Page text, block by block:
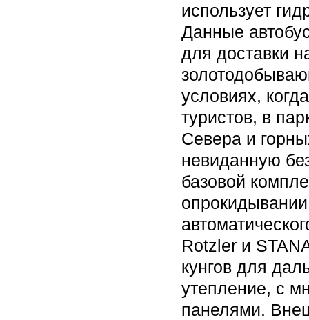
использует
Данные
для доставки
условиях,
туристов, в
Севера и
невиданную
базовой
Rotzler и
кунгов для
утепление, с
панелями.